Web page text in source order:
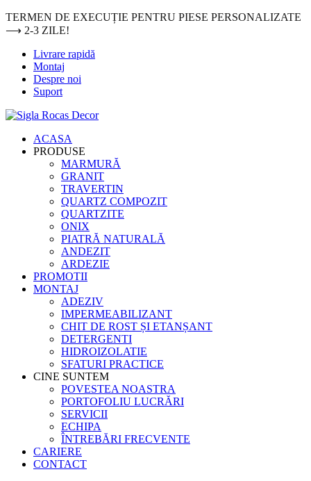
Sari
la
TERMEN DE EXECUȚIE PENTRU PIESE PERSONALIZATE
⟶ 2-3 ZILE!
Livrare rapidă
Montaj
Despre noi
Suport
ACASA
PRODUSE
MARMURĂ
GRANIT
TRAVERTIN
QUARTZ COMPOZIT
QUARTZITE
ONIX
PIATRĂ NATURALĂ
ANDEZIT
ARDEZIE
PROMOTII
MONTAJ
ADEZIV
IMPERMEABILIZANT
CHIT DE ROST ȘI ETANȘANT
DETERGENTI
HIDROIZOLATIE
SFATURI PRACTICE
CINE SUNTEM
POVESTEA NOASTRA
PORTOFOLIU LUCRĂRI
SERVICII
ECHIPA
ÎNTREBĂRI FRECVENTE
CARIERE
CONTACT